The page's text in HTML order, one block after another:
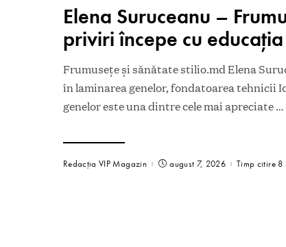
Elena Suruceanu –
priviri începe cu
Frumusețe și sănătate stilio.md Elena
în laminarea genelor, fondatoarea tehnicii
genelor este una dintre cele mai apreciate …
Redacția VIP Magazin august 7, 2026 Timp citire 8